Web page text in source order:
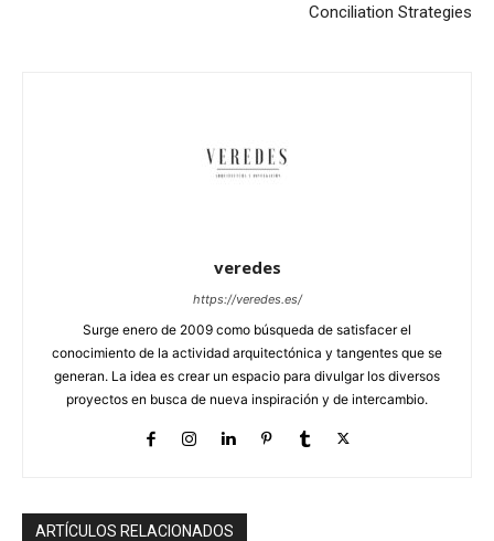
Conciliation Strategies
veredes
https://veredes.es/
Surge enero de 2009 como búsqueda de satisfacer el
conocimiento de la actividad arquitectónica y tangentes que se
generan. La idea es crear un espacio para divulgar los diversos
proyectos en busca de nueva inspiración y de intercambio.
ARTÍCULOS RELACIONADOS